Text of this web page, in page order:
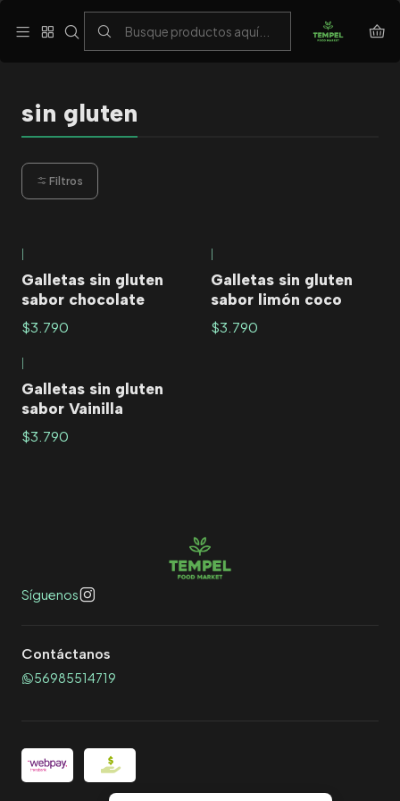
Despacho gratis en zonas seleccionadas sobre $20.000
Inicio Kosher sin gluten
sin gluten
Filtros
|
Galletas sin gluten
sabor chocolate
$3.790
|
Galletas sin gluten
sabor limón coco
$3.790
Galletas sin gluten
sabor Vainilla
$3.790
Síguenos
Contáctanos
56985514719